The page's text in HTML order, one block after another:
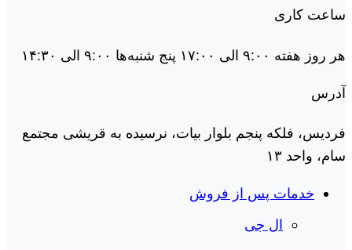
ساعت کاری
هر روز هفته ۹:۰۰ الی ۱۷:۰۰ پنج شنبه‌ها ۹:۰۰ الی ۱۴:۳۰
آدرس
فردیس، فلکه پنجم بلوار بیات، نرسیده به قریشی مجتمع
سام، واحد ۱۳
خدمات پس از فروش
ال جی